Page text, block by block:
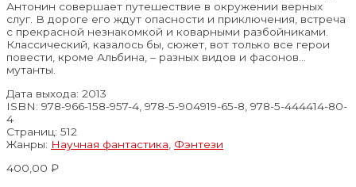
Антонин совершает путешествие в окружении верных
слуг. В дороге его ждут опасности и приключения, встреча
с прекрасной незнакомкой и коварными разбойниками.
Классический, казалось бы, сюжет, вот только все герои
повести, кроме Альбина, – разных видов и фасонов…
мутанты.
Дата выхода: 2013
ISBN: 978-966-158-957-4, 978-5-904919-65-8, 978-5-444414-80-
4
Страниц: 512
Жанры: Научная фантастика Фэнтези
400,00 ₽